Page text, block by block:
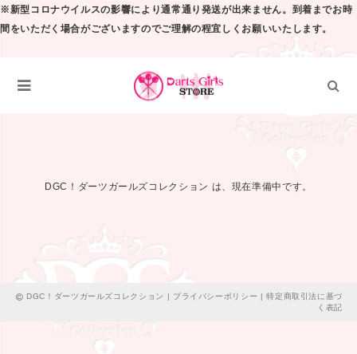
※新型コロナウイルスの影響により通常通り発送が出来ません。到着までお時
間をいただく場合がございますのでご理解の程宜しくお願いいたします。
DGC！ダーツガールズコレクション は、現在準備中です。
DGC！ダーツガールズコレクション | プライバシーポリシー |特定商取引法に基づ
く表記